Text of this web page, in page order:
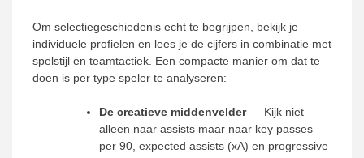
Om selectiegeschiedenis echt te begrijpen, bekijk je
individuele profielen en lees je de cijfers in combinatie met
spelstijl en teamtactiek. Een compacte manier om dat te
doen is per type speler te analyseren:
De creatieve middenvelder— Kijk niet
alleen naar assists maar naar key passes
per 90, expected assists (xA) en progressive